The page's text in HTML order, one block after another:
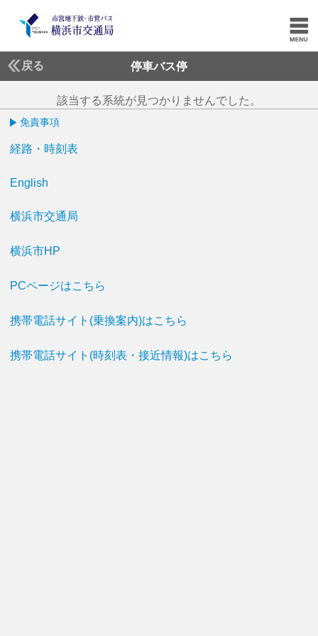
戻る 停車バス停
該当する系統が見つかりませんでした。
免責事項
経路・時刻表
English
横浜市交通局
横浜市HP
PCページはこちら
携帯電話サイト(乗換案内)はこちら
携帯電話サイト(時刻表・接近情報)はこちら